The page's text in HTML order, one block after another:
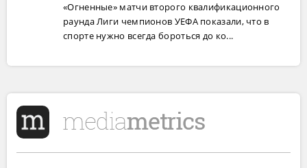
«Огненные» матчи второго квалификационного
раунда Лиги чемпионов УЕФА показали, что в
спорте нужно всегда бороться до ко...